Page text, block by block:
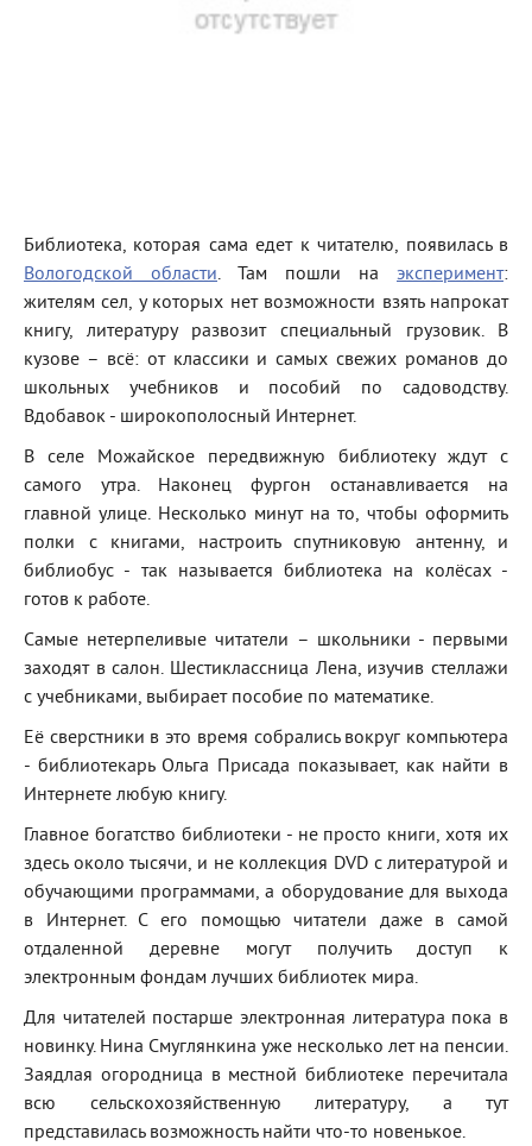
Библиотека, которая сама едет к читателю, появилась в
Вологодской области. Там пошли на эксперимент:
жителям сел, у которых нет возможности взять напрокат
книгу, литературу развозит специальный грузовик. В
кузове – всё: от классики и самых свежих романов до
школьных учебников и пособий по садоводству.
Вдобавок - широкополосный Интернет.
В селе Можайское передвижную библиотеку ждут с
самого утра. Наконец фургон останавливается на
главной улице. Несколько минут на то, чтобы оформить
полки с книгами, настроить спутниковую антенну, и
библиобус - так называется библиотека на колёсах -
готов к работе.
Самые нетерпеливые читатели – школьники - первыми
заходят в салон. Шестиклассница Лена, изучив стеллажи
с учебниками, выбирает пособие по математике.
Её сверстники в это время собрались вокруг компьютера
- библиотекарь Ольга Присада показывает, как найти в
Интернете любую книгу.
Главное богатство библиотеки - не просто книги, хотя их
здесь около тысячи, и не коллекция DVD с литературой и
обучающими программами, а оборудование для выхода
в Интернет. С его помощью читатели даже в самой
отдаленной деревне могут получить доступ к
электронным фондам лучших библиотек мира.
Для читателей постарше электронная литература пока в
новинку. Нина Смуглянкина уже несколько лет на пенсии.
Заядлая огородница в местной библиотеке перечитала
всю сельскохозяйственную литературу, а тут
представилась возможность найти что-то новенькое.